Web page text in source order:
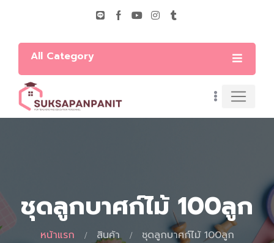
All Category
ชุดลูกบาศก์ไม้ 100ลูก
หน้าแรก สินค้า ชุดลูกบาศก์ไม้ 100ลูก